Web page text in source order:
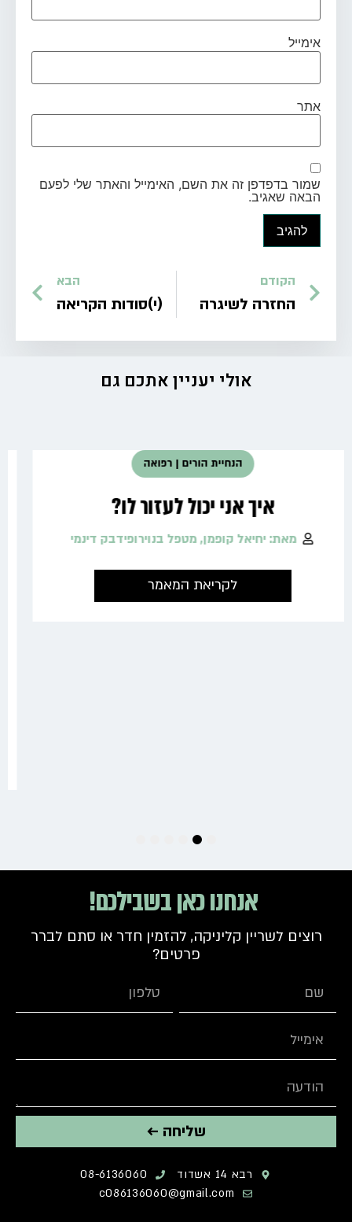
אימייל
אתר
שמור בדפדפן זה את השם, האימייל והאתר שלי לפעם
הבאה שאגיב.
הקודם
החזרה לשיגרה
הבא
(י)סודות הקריאה
אולי יעניין אתכם גם
רפואה
ציפורן חודרנית
מאת: ד"ר אנדי קרף, פודיאטר מומחה
לקריאת המאמר
אנחנו כאן בשבילכם!
רוצים לשריין קליניקה, להזמין חדר או סתם לברר
פרטים?
שליחה ←
רבא 14 אשדוד
08-6136060
c086136060@gmail.com